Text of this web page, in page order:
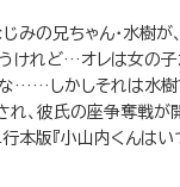
みの兄ちゃん・水樹が
うけれど…オレは女の
な……しかしそれは水樹
れ、彼氏の座争奪戦が
本版『小山内くんはい